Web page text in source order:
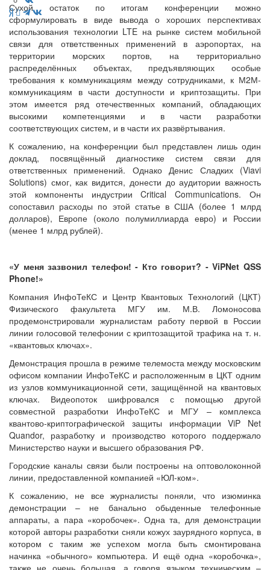
Сухой остаток по итогам конференции можно
сформулировать в виде вывода о хороших перспективах
использования технологии LTE на рынке систем мобильной
связи для ответственных применений в аэропортах, на
территории морских портов, на территориально
распределённых объектах, предъявляющих особые
требования к коммуникациям между сотрудниками, к М2М-
коммуникациям в части доступности и криптозащиты. При
этом имеется ряд отечественных компаний, обладающих
высокими компетенциями и в части разработки
соответствующих систем, и в части их развёртывания.
К сожалению, на конференции был представлен лишь один
доклад, посвящённый диагностике систем связи для
ответственных применений. Однако Денис Сладких (Viavi
Solutions) смог, как видится, донести до аудитории важность
этой компоненты индустрии Critical Communications. Он
сопоставил расходы по этой статье в США (более 1 млрд
долларов), Европе (около полумиллиарда евро) и России
(менее 1 млрд рублей).
«У меня зазвонил телефон! - Кто говорит? - ViPNet QSS
Phone!»
Компания ИнфоТеКС и Центр Квантовых Технологий (ЦКТ)
Физического факультета МГУ им. М.В. Ломоносова
продемонстрировали журналистам работу первой в России
линии голосовой телефонии с криптозащитой трафика на т. н.
«квантовых ключах».
Демонстрация прошла в режиме телемоста между московским
офисом компании ИнфоТеКС и расположенным в ЦКТ одним
из узлов коммуникационной сети, защищённой на квантовых
ключах. Видеопоток шифровался с помощью другой
совместной разработки ИнфоТеКС и МГУ – комплекса
квантово-криптографической защиты информации ViP Net
Quandor, разработку и производство которого поддержало
Министерство науки и высшего образования РФ.
Городские каналы связи были построены на оптоволоконной
линии, предоставленной компанией «ЮЛ-ком».
К сожалению, не все журналисты поняли, что изюминка
демонстрации – не банально обыденные телефонные
аппараты, а пара «коробочек». Одна та, для демонстрации
которой авторы разработки сняли кожух заурядного корпуса, в
котором с таким же успехом могла быть смонтирована
начинка «обычного» компьютера. И ещё одна «коробочка»,
также не очень большая, а говоря языком техническим –